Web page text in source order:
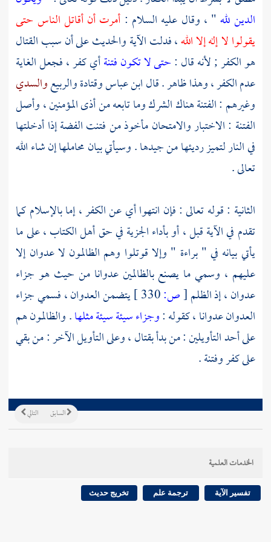
الدين لله" ، وقال عليه السلام : أمرت أن أقاتل الناس حتى
يقولوا لا إله إلا الله، فدلت الآية والحديث على أن سبب القتال
هو الكفر ; لأنه قال :حتى لا تكون فتنةأي كفر ، فجعل الغاية
عدم الكفر ، وهذا ظاهر . قالابن عباسوقتادةوالربيعوالسدي
وغيرهم : الفتنة هناك الشرك وما تابعه من أذى المؤمنين ، وأصل
الفتنة : الاختبار والامتحان مأخوذ من فتنت الفضة إذا أدخلتها
في النار لتميز رديئها من جيدها . وسيأتي بيان محاملها إن شاء الله
تعالى .
الثانية : قوله تعالى : فإن انتهوا أي عن الكفر ، إما بالإسلام كما
تقدم في الآية قبل ، أو بأداء الجزية في حق أهل الكتاب ، على ما
يأتي بيانه في " براءة " وإلا قوتلوا وهم الظالمون لا عدوان إلا
عليهم ، وسمي ما يصنع بالظالمين عدوانا من حيث هو جزاء
عدوان ، إذ الظلم[ص:
يتضمن العدوان ، فسمي جزاء
العدوان عدوانا ، كقوله :وجزاء سيئة سيئة مثلها. والظالمون هم
على أحد التأويلين : من بدأ بقتال ، وعلى التأويل الآخر : من بقي
على كفر وفتنة .
التالي السابق
الخدمات العلمية
تفسير الآية ترجمة علم تخريج حديث